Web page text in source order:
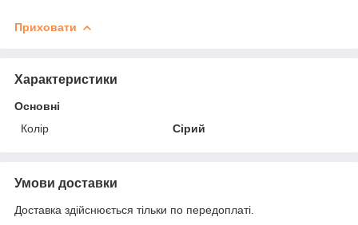
Приховати
Характеристики
Основні
Колір
Сірий
Умови доставки
Доставка здійснюється тільки по передоплаті.